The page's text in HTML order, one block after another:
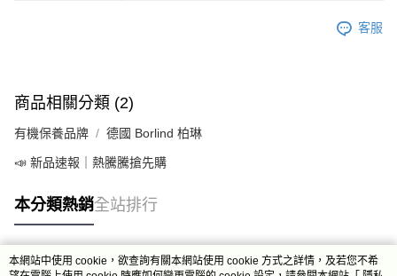
客服
商品相關分類 (2)
有機保養品牌 德國 Borlind 柏琳
📣 新品速報｜熱騰騰搶先購
本分類熱銷全站排行
本網站中使用 cookie，欲查詢有關本網站使用 cookie 方式之詳情，及若您不希